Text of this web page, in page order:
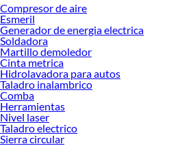
versiones industriales con mayor potencia y
puedes encontrarlos en una amplia gama de colores
integración en cualquier entorno de trabajo.
funciones adicionales como ajuste de velocidad,
seguridad mejorados, lo que incrementa su
Al momento de elegir un taladro de banco, es
uso que le darás. Si necesitas precisión en trabajos
guía láser o tope de profundidad puede marcar la
buscan durabilidad, los taladros con estructura de
mayor resistencia y estabilidad. Y si lo tuyo es la
Compresor de aire
Esmeril
Generador de energia electrica
Soldadora
Martillo demoledor
Cinta metrica
Hidrolavadora para autos
Taladro inalambrico
Comba
Herramientas
Nivel laser
Taladro electrico
Sierra circular